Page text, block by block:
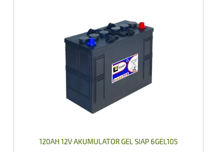
120AH 12V AKUMULATOR GEL SIAP 6GEL105